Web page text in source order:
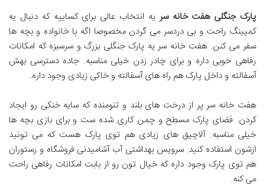
پارک جنگلی هفت خانه سر یه انتخاب عالی برای کساییه که دنبال یه
کمپینگ راحت و بی دردسر می گردن مخصوصا اگه با خانواده و بچه ها
سفر می کنن. هفت خانه سر یه پارک جنگلی بزرگ و سرسبزه که امکانات
رفاهی خوبی داره و برای چادر زدن خیلی مناسبه. جاده دسترسی بهش
آسفالته و داخل پارک هم راه های آسفالته و خاکی زیادی وجود داره.
هفت خانه سر پر از درخت های بلند و تنومنده که سایه خنکی رو ایجاد
کردن. فضای پارک مسطح و چمن کاری شده ست و برای بازی بچه ها
خیلی مناسبه. آلاچیق های زیادی هم توی پارک هست که می تونید
ازشون استفاده کنید. سرویس بهداشتی آب آشامیدنی فروشگاه و رستوران
هم توی پارک وجود داره که خیال تون رو از بابت امکانات رفاهی راحت
می کنه.